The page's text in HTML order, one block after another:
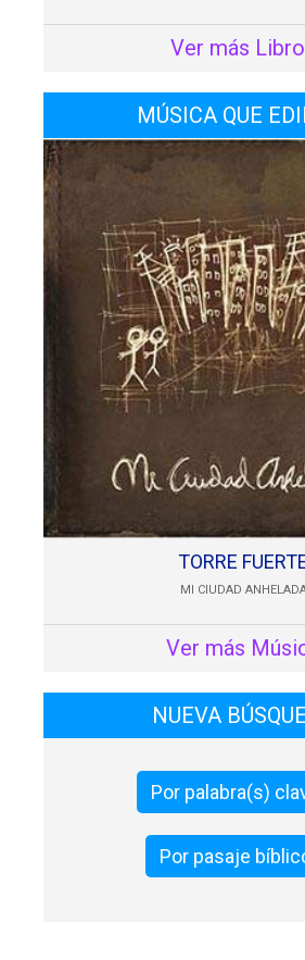
Ver más
MÚSICA QUE
TORRE
MI CIUDAD
Ver más
NUEVA
Por palabra(s)
Por pasaje